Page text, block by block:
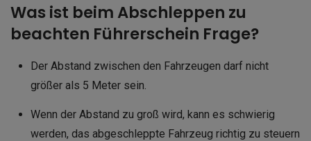
Was ist beim Abschleppen zu
beachten Führerschein Frage?
Der Abstand zwischen den Fahrzeugen darf nicht
größer als 5 Meter sein.
Wenn der Abstand zu groß wird, kann es schwierig
werden, das abgeschleppte Fahrzeug richtig zu steuern